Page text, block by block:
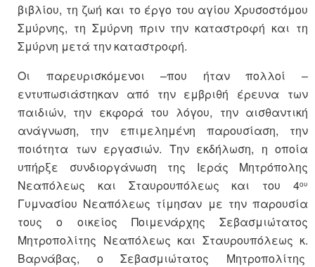
βιβλίου, τη ζωή και το έργο του αγίου Χρυσοστόμου
Σμύρνης, τη Σμύρνη πριν την καταστροφή και τη
Σμύρνη μετά την καταστροφή.
Οι παρευρισκόμενοι –που ήταν πολλοί –
εντυπωσιάστηκαν από την εμβριθή έρευνα των
παιδιών, την εκφορά του λόγου, την αισθαντική
ανάγνωση, την επιμελημένη παρουσίαση, την
ποιότητα των εργασιών. Την εκδήλωση, η οποία
υπήρξε συνδιοργάνωση της Ιεράς Μητρόπολης
Νεαπόλεως και Σταυρουπόλεως και του 4ου
Γυμνασίου Νεαπόλεως τίμησαν με την παρουσία
τους ο οικείος Ποιμενάρχης Σεβασμιώτατος
Μητροπολίτης Νεαπόλεως και Σταυρουπόλεως κ.
Βαρνάβας, ο Σεβασμιώτατος Μητροπολίτης